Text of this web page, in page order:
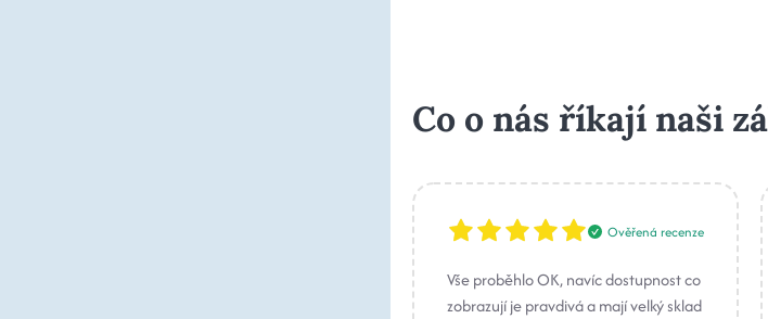
Co o nás říkají naši
Ověřená recenze
Vše proběhlo OK, navíc dostupnost co
zobrazují je pravdivá a mají velký sklad